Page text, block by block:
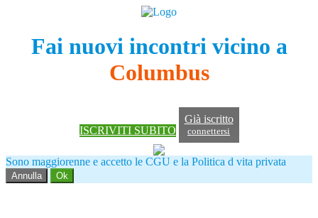
Fai nuovi incontri vicino a
Columbus
ISCRIVITI SUBITO
Già iscritto
connettersi
Sono maggiorenne e accetto le CGU e la Politica d vita privata
Annulla Ok